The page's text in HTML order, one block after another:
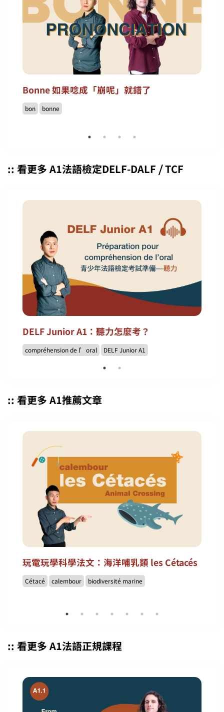
Bonne 如果唸成「崩呢」就錯了
bon bonne
:: 看更多 A1法語檢定DELF-DALF ⧸ TCF
DELF Junior A1：聽力怎麼考？
compréhension de l’oral DELF Junior A1
:: 看更多 A1推薦文章
玩電玩學科學法文：海洋哺乳類 les Cétacés
Cétacé calembour biodiversité marine
:: 看更多 A1法語正規課程